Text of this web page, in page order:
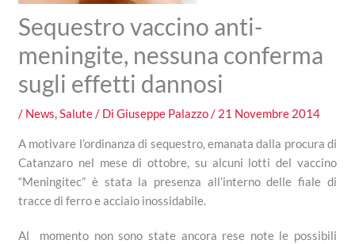
Sequestro vaccino anti-
meningite, nessuna conferma
sugli effetti dannosi
/ News,Salute/ DiGiuseppe Palazzo/ 21 Novembre 2014
A motivare l’ordinanza di sequestro, emanata dalla procura di
Catanzaro nel mese di ottobre, su alcuni lotti del vaccino
“Meningitec” è stata la presenza all’interno delle fiale di
tracce di ferro e acciaio inossidabile.
Al momento non sono state ancora rese note le possibili